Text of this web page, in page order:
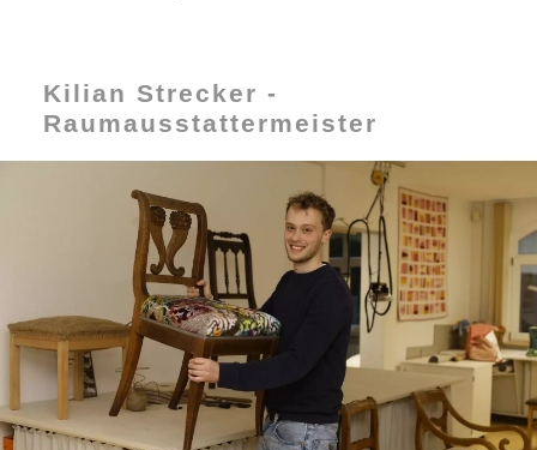
Kilian Strecker -
Raumausstattermeister